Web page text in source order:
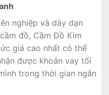
nghiệp và dày dạn
đồ, Cầm Đồ Kim
giá cao nhất có thể
được khoản vay tối
trong thời gian ngắn